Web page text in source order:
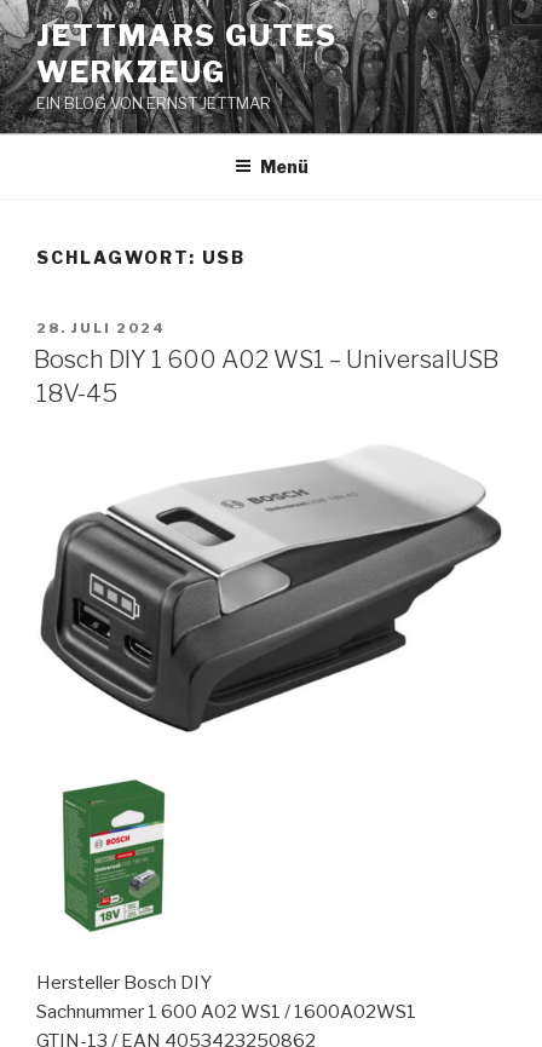
Zum
Inhalt
springen
JETTMARS GUTES
WERKZEUG
EIN BLOG VON ERNST JETTMAR
Menü
SCHLAGWORT: USB
VERÖFFENTLICHT
AM
28. JULI 2024
Bosch DIY 1 600 A02 WS1 – UniversalUSB
18V-45
Hersteller Bosch DIY
Sachnummer 1 600 A02 WS1 / 1600A02WS1
GTIN-13 / EAN 4053423250862